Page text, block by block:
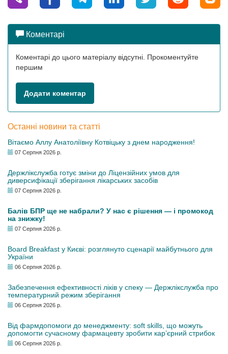
Коментарі
Коментарі до цього матеріалу відсутні. Прокоментуйте
першим
Додати коментар
Останні новини та статті
Вітаємо Аллу Анатоліївну Котвіцьку з днем народження!
07 Серпня 2026 р.
Держлікслужба готує зміни до Ліцензійних умов для
диверсифікації зберігання лікарських засобів
07 Серпня 2026 р.
Балів БПР ще не набрали? У нас є рішення — і промокод
на знижку!
07 Серпня 2026 р.
Board Breakfast у Києві: розглянуто сценарії майбутнього для
України
06 Серпня 2026 р.
Забезпечення ефективності ліків у спеку — Держлікслужба про
температурний режим зберігання
06 Серпня 2026 р.
Від фармдопомоги до менеджменту: soft skills, що можуть
допомогти сучасному фармацевту зробити кар’єрний стрибок
06 Серпня 2026 р.